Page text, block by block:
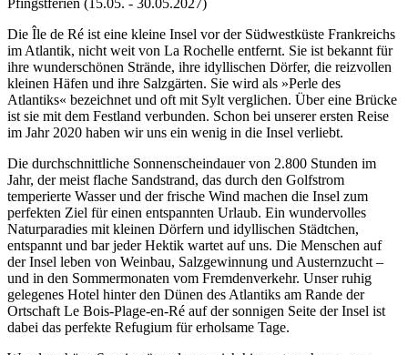
Die Île de Ré ist eine kleine Insel vor der Südwestküste Frankreichs
im Atlantik, nicht weit von La Rochelle entfernt. Sie ist bekannt für
ihre wunderschönen Strände, ihre idyllischen Dörfer, die reizvollen
kleinen Häfen und ihre Salzgärten. Sie wird als »Perle des
Atlantiks« bezeichnet und oft mit Sylt verglichen. Über eine Brücke
ist sie mit dem Festland verbunden. Schon bei unserer ersten Reise
im Jahr 2020 haben wir uns ein wenig in die Insel verliebt.
Die durchschnittliche Sonnenscheindauer von 2.800 Stunden im
Jahr, der meist flache Sandstrand, das durch den Golfstrom
temperierte Wasser und der frische Wind machen die Insel zum
perfekten Ziel für einen entspannten Urlaub. Ein wundervolles
Naturparadies mit kleinen Dörfern und idyllischen Städtchen,
entspannt und bar jeder Hektik wartet auf uns. Die Menschen auf
der Insel leben von Weinbau, Salzgewinnung und Austernzucht –
und in den Sommermonaten vom Fremdenverkehr. Unser ruhig
gelegenes Hotel hinter den Dünen des Atlantiks am Rande der
Ortschaft Le Bois-Plage-en-Ré auf der sonnigen Seite der Insel ist
dabei das perfekte Refugium für erholsame Tage.